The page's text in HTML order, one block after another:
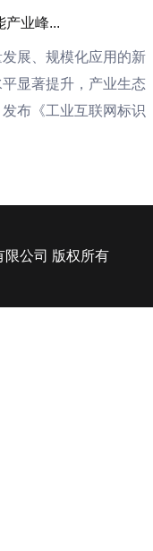
产业峰...
展、规模化应用的新
显著提升，产业生态
布《工业互联网标识
公司 版权所有